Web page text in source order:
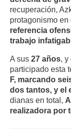
recuperación,
protagonismo
referencia
trabajo
A sus 27 años, y
participado esta
F, marcando
dos tantos, y el
dianas en total,
realizadora por